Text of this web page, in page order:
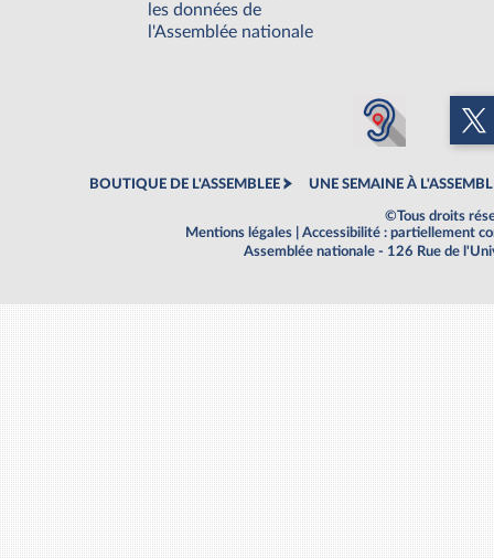
les données de
l'Assemblée nationale
BOUTIQUE DE L'ASSEMBLEE UNE SEMAINE À
©Tous droits
Mentions légales
Accessibilité : partiellement
Assemblée nationale - 126 Rue de